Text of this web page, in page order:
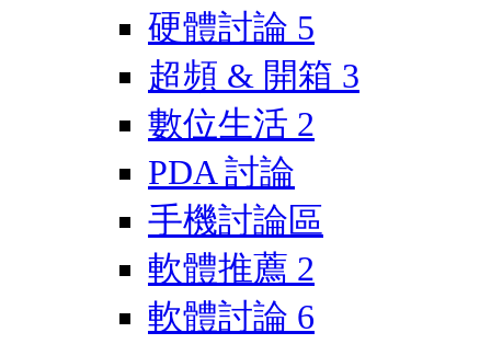
硬體討論 5
超頻 & 開箱 3
數位生活 2
PDA 討論
手機討論區
軟體推薦 2
軟體討論 6